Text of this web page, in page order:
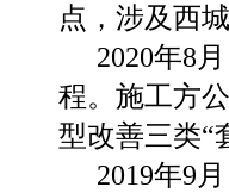
点，涉及西
2020年8
程。施工方
型改善三类“
2019年9